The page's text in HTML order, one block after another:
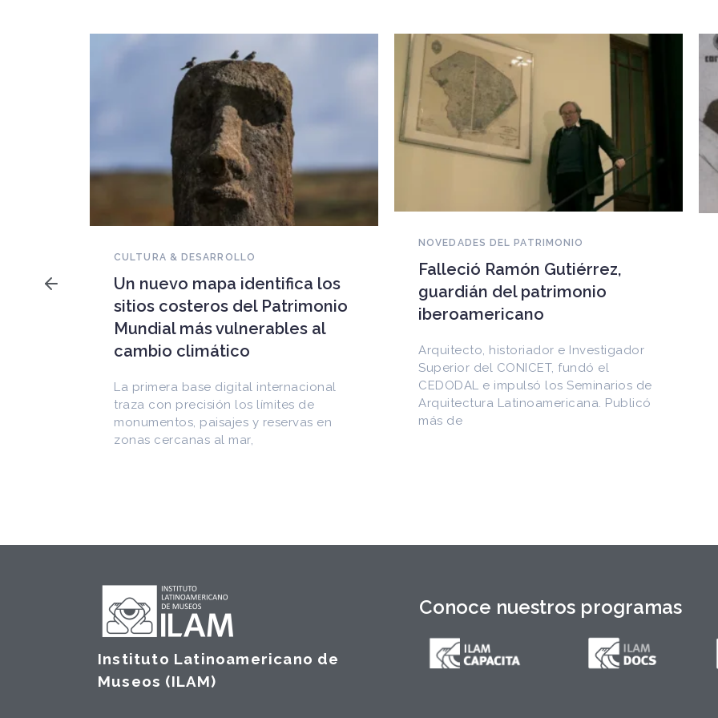
guardián del patrimonio
iberoamericano
Arquitecto, historiador e Investigador
CEDODAL e impulsó los Seminarios de
Arquitectura Latinoamericana. Publicó
más de
NOVEDADES DEL PATRIMONIO
EEUU devuelve a Cuba
documentos históricos
sustraídos del Archivo
en internet
Entre los materiales recuperados
figuran la Constitución de la Yaya de
Conoce nuestros programas
Instituto Latinoamericano de
Museos (ILAM)